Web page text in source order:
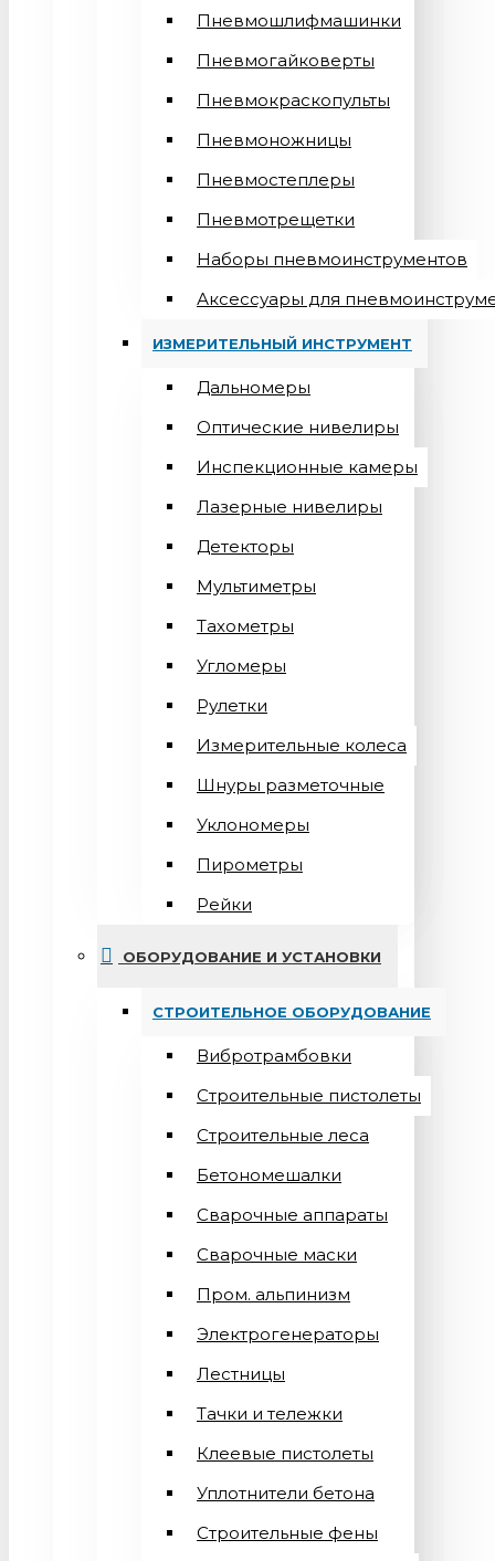
Пневмошлифмашинки
Пневмогайковерты
Пневмокраскопульты
Пневмоножницы
Пневмостеплеры
Пневмотрещетки
Наборы пневмоинструментов
Аксессуары для
ИЗМЕРИТЕЛЬНЫЙ ИНСТРУМЕНТ
Дальномеры
Оптические нивелиры
Инспекционные камеры
Лазерные нивелиры
Детекторы
Мультиметры
Тахометры
Угломеры
Рулетки
Измерительные колеса
Шнуры разметочные
Уклономеры
Пирометры
Рейки
ОБОРУДОВАНИЕ И УСТАНОВКИ
СТРОИТЕЛЬНОЕ ОБОРУДОВАНИЕ
Вибротрамбовки
Строительные пистолеты
Строительные леса
Бетономешалки
Сварочные аппараты
Cварочные маски
Пром. альпинизм
Электрогенераторы
Лестницы
Тачки и тележки
Клеевые пистолеты
Уплотнители бетона
Строительные фены